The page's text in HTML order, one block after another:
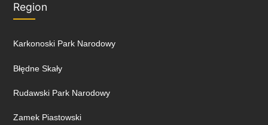
Region
Karkonoski Park Narodowy
Błędne Skały
Rudawski Park Narodowy
Zamek Piastowski